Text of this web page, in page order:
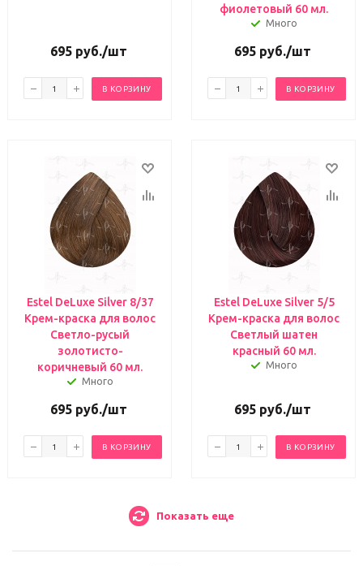
695руб./шт
В КОРЗИНУ
фиолетовый 60 мл.
Много
695руб./шт
В КОРЗИНУ
Estel DeLuxe Silver 8/37
Крем-краска для волос
Светло-русый
золотисто-
коричневый 60 мл.
Много
695руб./шт
В КОРЗИНУ
Estel DeLuxe Silver 5/5
Крем-краска для волос
Светлый шатен
красный 60 мл.
Много
695руб./шт
В КОРЗИНУ
Показать еще